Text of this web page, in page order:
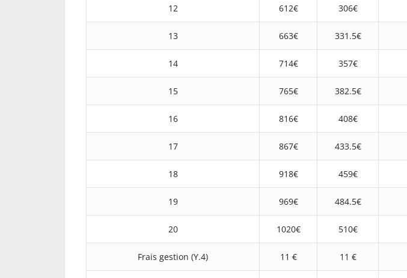
12 612€ 306€
13 663€ 331.5€
14 714€ 357€
15 765€ 382.5€
16 816€ 408€
17 867€ 433.5€
18 918€ 459€
19 969€ 484.5€
20 1020€ 510€
Frais gestion (Y.4) 11 € 11 €